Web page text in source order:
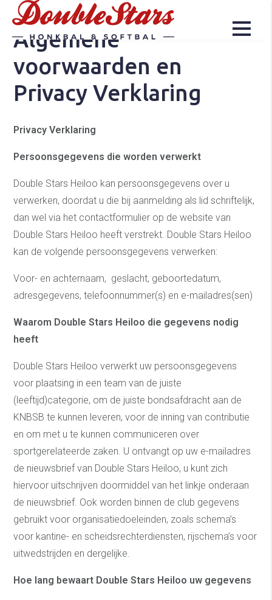
Algemene
voorwaarden en
Privacy Verklaring
Privacy Verklaring
Persoonsgegevens die worden verwerkt
Double Stars Heiloo kan persoonsgegevens over u
verwerken, doordat u die bij aanmelding als lid schriftelijk,
dan wel via het contactformulier op de website van
Double Stars Heiloo heeft verstrekt. Double Stars Heiloo
kan de volgende persoonsgegevens verwerken:
Voor- en achternaam, geslacht, geboortedatum,
adresgegevens, telefoonnummer(s) en e-mailadres(sen)
Waarom Double Stars Heiloo die gegevens nodig
heeft
Double Stars Heiloo verwerkt uw persoonsgegevens
voor plaatsing in een team van de juiste
(leeftijd)categorie, om de juiste bondsafdracht aan de
KNBSB te kunnen leveren, voor de inning van contributie
en om met u te kunnen communiceren over
sportgerelateerde zaken. U ontvangt op uw e-mailadres
de nieuwsbrief van Double Stars Heiloo, u kunt zich
hiervoor uitschrijven doormiddel van het linkje onderaan
de nieuwsbrief. Ook worden binnen de club gegevens
gebruikt voor organisatiedoeleinden, zoals schema’s
voor kantine- en scheidsrechterdiensten, rijschema’s voor
uitwedstrijden en dergelijke.
Hoe lang bewaart Double Stars Heiloo uw gegevens